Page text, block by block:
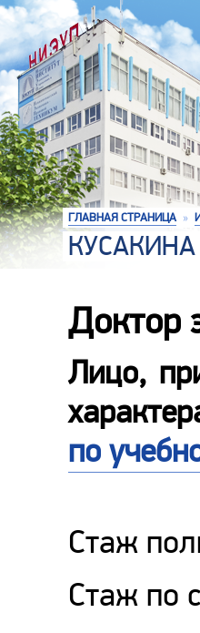
ГЛАВНАЯ СТРАНИЦА »
КУСАКИНА
Доктор
Лицо,
по
Стаж
Стаж по